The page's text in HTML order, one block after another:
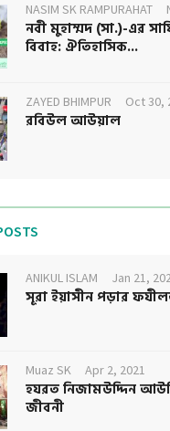
NASIM SK RAMPURAHAT
নবী মুহাম্মদ (সা.)-এর
বিবাহ: ঐতিহাসিক...
ZAYED BHIMPUR Oct 30,
রবিউল আউয়াল
ANIKUL ISLAM Jan 21,
সূরা ইয়াসীন পড়ার
Muaz SK Apr 2, 2021
হযরত নিজামউদ্দিন
জীবনী